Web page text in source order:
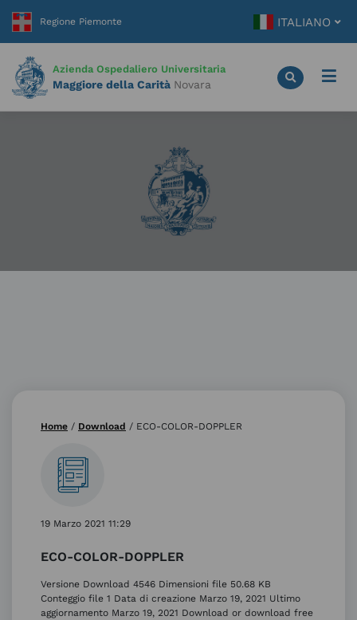
contenuto
ITALIANO
Azienda Ospedaliero Universitaria
Maggiore della Carità Novara
Home / Download / ECO-COLOR-DOPPLER
19 Marzo 2021 11:29
ECO-COLOR-DOPPLER
Versione Download 4546 Dimensioni file 50.68 KB
Conteggio file 1 Data di creazione Marzo 19, 2021 Ultimo
aggiornamento Marzo 19, 2021 Download or download free